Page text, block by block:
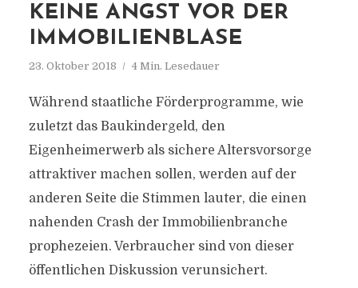
KEINE ANGST VOR DER
IMMOBILIENBLASE
23. Oktober 2018 4 Min. Lesedauer
Während staatliche Förderprogramme, wie
zuletzt das Baukindergeld, den
Eigenheimerwerb als sichere Altersvorsorge
attraktiver machen sollen, werden auf der
anderen Seite die Stimmen lauter, die einen
nahenden Crash der Immobilienbranche
prophezeien. Verbraucher sind von dieser
öffentlichen Diskussion verunsichert.